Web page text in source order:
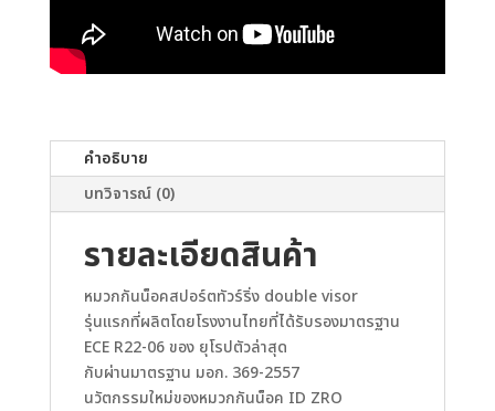
คำอธิบาย
บทวิจารณ์ (0)
รายละเอียดสินค้า
หมวกกันน็อคสปอร์ตทัวร์ริ่ง double visor
รุ่นแรกที่ผลิตโดยโรงงานไทยที่ได้รับรองมาตรฐาน
ECE R22-06 ของ ยุโรปตัวล่าสุด
กับผ่านมาตรฐาน มอก. 369-2557
นวัตกรรมใหม่ของหมวกกันน็อค ID ZRO